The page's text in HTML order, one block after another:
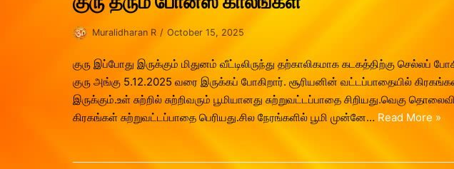
Muralidharan R October 15, 2025
குரு இப்போது இருக்கும் மிதுனம் வீட்டிலிருந்து தற்காலிகமாக கடகத்திற்கு செல்லப்
குரு அங்கு 5.12.2025 வரை இருக்கப் போகிறார். சூரியனின் வட்டப்பாதையில்
இருக்கும்.உள் சுற்றில் சுற்றிவரும் பூமியானது சுற்றுவட்டப்பாதை சிறியது.வெகு
கிரகங்கள் சுற்றுவட்டப்பாதை பெரியது.சில நேரங்களில் பூமி முன்னே… Read More »